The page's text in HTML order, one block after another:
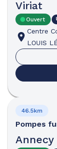
Viriat
Ouvert
Centre
LOUIS
Pompes
46.5km